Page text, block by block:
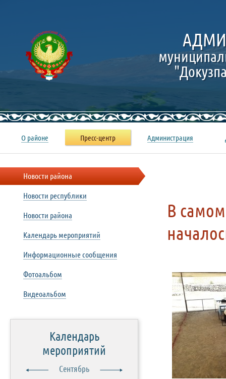
В
Новости района
Новости республики
Новости района
Календарь мероприятий
Информационные сообщения
Фотоальбом
Видеоальбом
Календарь
мероприятий
Сентябрь
О районе Пресс-центр Администрация